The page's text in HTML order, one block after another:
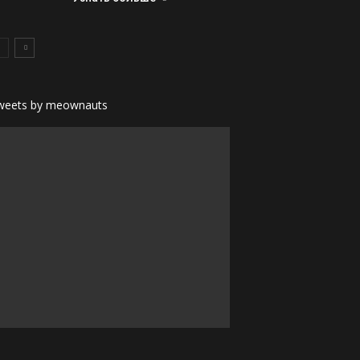
by meownauts